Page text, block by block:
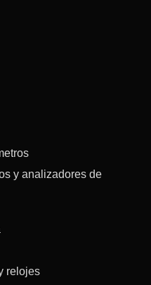
y analizadores de
relojes